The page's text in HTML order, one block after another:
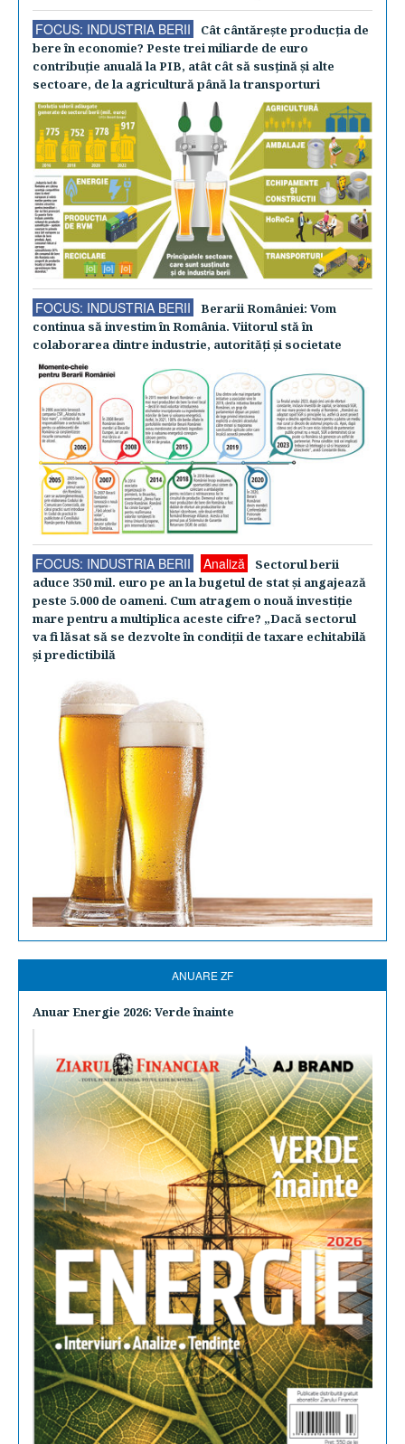
FOCUS: INDUSTRIA BERII
Cât cântăreşte producţia de
bere în economie? Peste trei miliarde de euro
contribuţie anuală la PIB, atât cât să susţină şi alte
sectoare, de la agricultură până la transporturi
FOCUS: INDUSTRIA BERII
Berarii României: Vom
continua să investim în România. Viitorul stă în
colaborarea dintre industrie, autorităţi şi societate
FOCUS: INDUSTRIA BERII Analiză
Sectorul berii
aduce 350 mil. euro pe an la bugetul de stat şi angajează
peste 5.000 de oameni. Cum atragem o nouă investiţie
mare pentru a multiplica aceste cifre? „Dacă sectorul
va fi lăsat să se dezvolte în condiţii de taxare echitabilă
şi predictibilă
ANUARE ZF
Anuar Energie 2026: Verde înainte